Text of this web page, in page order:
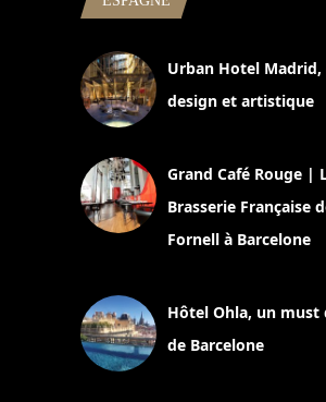
Urban Hotel Madrid,
design et artistique
Grand Café Rouge |
Brasserie Française
Fornell à Barcelone
Hôtel Ohla, un must
de Barcelone